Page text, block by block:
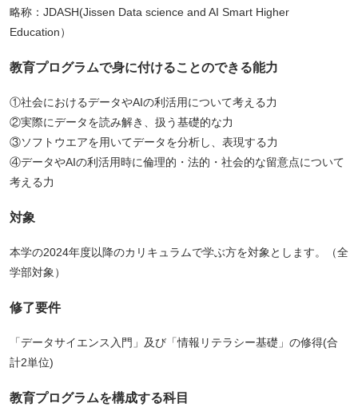
略称：JDASH(Jissen Data science and AI Smart Higher
Education）
教育プログラムで⾝に付けることのできる能力
①社会におけるデータやAIの利活用について考える力
②実際にデータを読み解き、扱う基礎的な力
③ソフトウエアを用いてデータを分析し、表現する力
④データやAIの利活用時に倫理的・法的・社会的な留意点について
考える力
対象
本学の2024年度以降のカリキュラムで学ぶ方を対象とします。（全
学部対象）
修了要件
「データサイエンス入門」及び「情報リテラシー基礎」の修得(合
計2単位)
教育プログラムを構成する科⽬